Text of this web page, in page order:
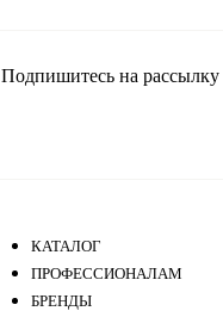
Подпишитесь на рассылку
КАТАЛОГ
ПРОФЕССИОНАЛАМ
БРЕНДЫ